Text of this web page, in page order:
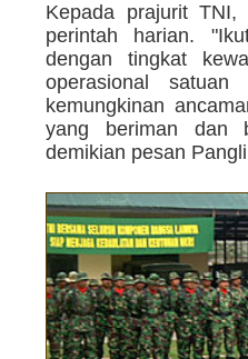
Kepada prajurit TNI,
perintah harian.
dengan tingkat
operasional satuan
kemungkinan
yang beriman dan
demikian pesan